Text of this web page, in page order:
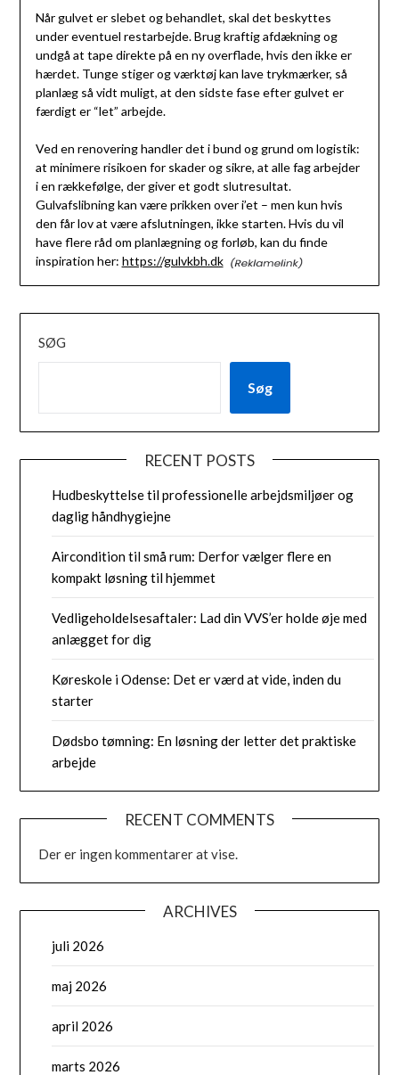
Når gulvet er slebet og behandlet, skal det beskyttes
under eventuel restarbejde. Brug kraftig afdækning og
undgå at tape direkte på en ny overflade, hvis den ikke er
hærdet. Tunge stiger og værktøj kan lave trykmærker, så
planlæg så vidt muligt, at den sidste fase efter gulvet er
færdigt er “let” arbejde.
Ved en renovering handler det i bund og grund om logistik:
at minimere risikoen for skader og sikre, at alle fag arbejder
i en rækkefølge, der giver et godt slutresultat.
Gulvafslibning kan være prikken over i’et – men kun hvis
den får lov at være afslutningen, ikke starten. Hvis du vil
have flere råd om planlægning og forløb, kan du finde
inspiration her: https://gulvkbh.dk
SØG
Søg
RECENT POSTS
Hudbeskyttelse til professionelle arbejdsmiljøer og
daglig håndhygiejne
Aircondition til små rum: Derfor vælger flere en
kompakt løsning til hjemmet
Vedligeholdelsesaftaler: Lad din VVS’er holde øje med
anlægget for dig
Køreskole i Odense: Det er værd at vide, inden du
starter
Dødsbo tømning: En løsning der letter det praktiske
arbejde
RECENT COMMENTS
Der er ingen kommentarer at vise.
ARCHIVES
juli 2026
maj 2026
april 2026
marts 2026